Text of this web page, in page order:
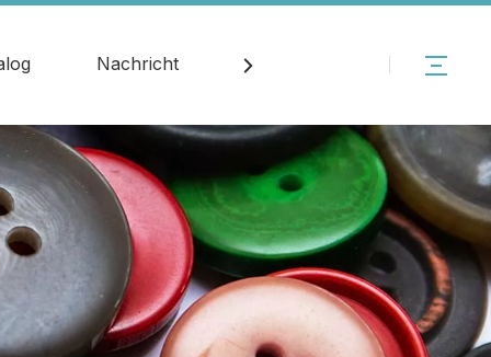
Nachricht Kontakt